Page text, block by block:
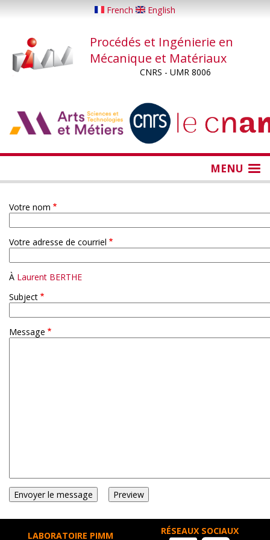
principal
French English
Procédés et Ingénierie en
Mécanique et Matériaux
CNRS - UMR 8006
MENU
Votre nom
Votre adresse de courriel
À Laurent BERTHE
Subject
Message
LABORATOIRE PIMM RÉSEAUX SOCIAUX